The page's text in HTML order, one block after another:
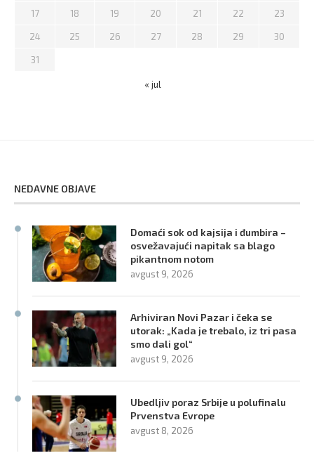
17 18 19 20 21 22 23
24 25 26 27 28 29 30
31
« jul
NEDAVNE OBJAVE
Domaći sok od kajsija i đumbira –
osvežavajući napitak sa blago
pikantnom notom
avgust 9, 2026
Arhiviran Novi Pazar i čeka se
utorak: „Kada je trebalo, iz tri pasa
smo dali gol“
avgust 9, 2026
Ubedljiv poraz Srbije u polufinalu
Prvenstva Evrope
avgust 8, 2026